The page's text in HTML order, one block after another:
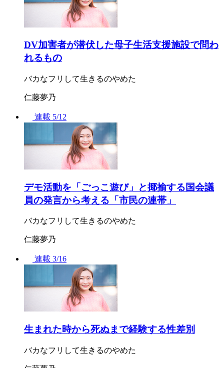
DV加害者が潜伏した母子生活支援施設で問わ
れるもの
バカなフリして生きるのやめた
仁藤夢乃
連載 5/12
デモ活動を「ごっこ遊び」と揶揄する国会議
員の発言から考える「市民の連帯」
バカなフリして生きるのやめた
仁藤夢乃
連載 3/16
生まれた時から死ぬまで経験する性差別
バカなフリして生きるのやめた